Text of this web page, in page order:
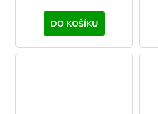
DO KOŠÍKU